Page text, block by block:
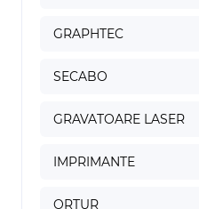
GRAPHTEC
SECABO
GRAVATOARE LASER
IMPRIMANTE
ORTUR